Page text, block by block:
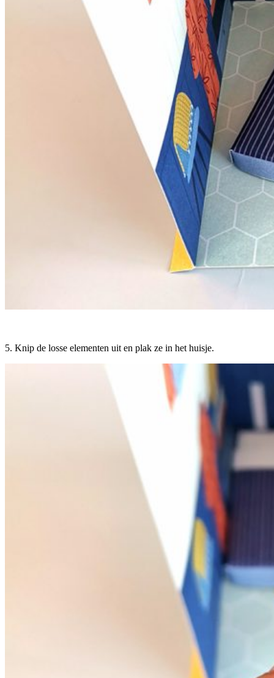
5. Knip de losse elementen uit en plak ze in het huisje.